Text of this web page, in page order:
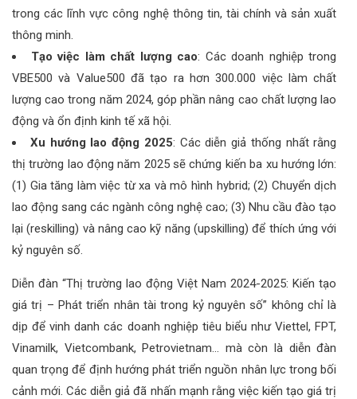
trong các lĩnh vực công nghệ thông tin, tài chính và sản xuất
thông minh.
Tạo việc làm chất lượng cao: Các doanh nghiệp trong
VBE500 và Value500 đã tạo ra hơn 300.000 việc làm chất
lượng cao trong năm 2024, góp phần nâng cao chất lượng lao
động và ổn định kinh tế xã hội.
Xu hướng lao động 2025: Các diễn giả thống nhất rằng
thị trường lao động năm 2025 sẽ chứng kiến ba xu hướng lớn:
(1) Gia tăng làm việc từ xa và mô hình hybrid; (2) Chuyển dịch
lao động sang các ngành công nghệ cao; (3) Nhu cầu đào tạo
lại (reskilling) và nâng cao kỹ năng (upskilling) để thích ứng với
kỷ nguyên số.
Diễn đàn “Thị trường lao động Việt Nam 2024-2025: Kiến tạo
giá trị – Phát triển nhân tài trong kỷ nguyên số” không chỉ là
dịp để vinh danh các doanh nghiệp tiêu biểu như Viettel, FPT,
Vinamilk, Vietcombank, Petrovietnam… mà còn là diễn đàn
quan trọng để định hướng phát triển nguồn nhân lực trong bối
cảnh mới. Các diễn giả đã nhấn mạnh rằng việc kiến tạo giá trị